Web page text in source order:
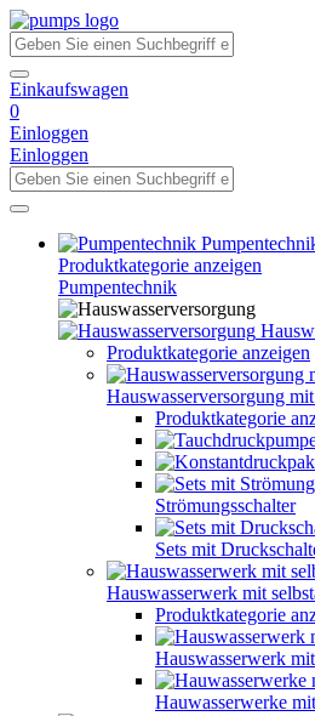
Einkaufswagen
0
Einloggen
Einloggen
Produktkategorie anzeigen
Pumpentechnik
Produktkategorie anzeigen
Hauswasserversorgung
Produktkategorie
Strömungsschalter
Sets mit
Hauswasserwerk mit
Produktkategorie
Hauswasserwerk
Hauwasserwerke